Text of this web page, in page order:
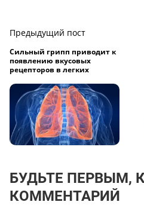
Предыдущий пост
Сильный грипп приводит к
появлению вкусовых
рецепторов в легких
БУДЬТЕ ПЕРВЫМ,
КОММЕНТАРИЙ